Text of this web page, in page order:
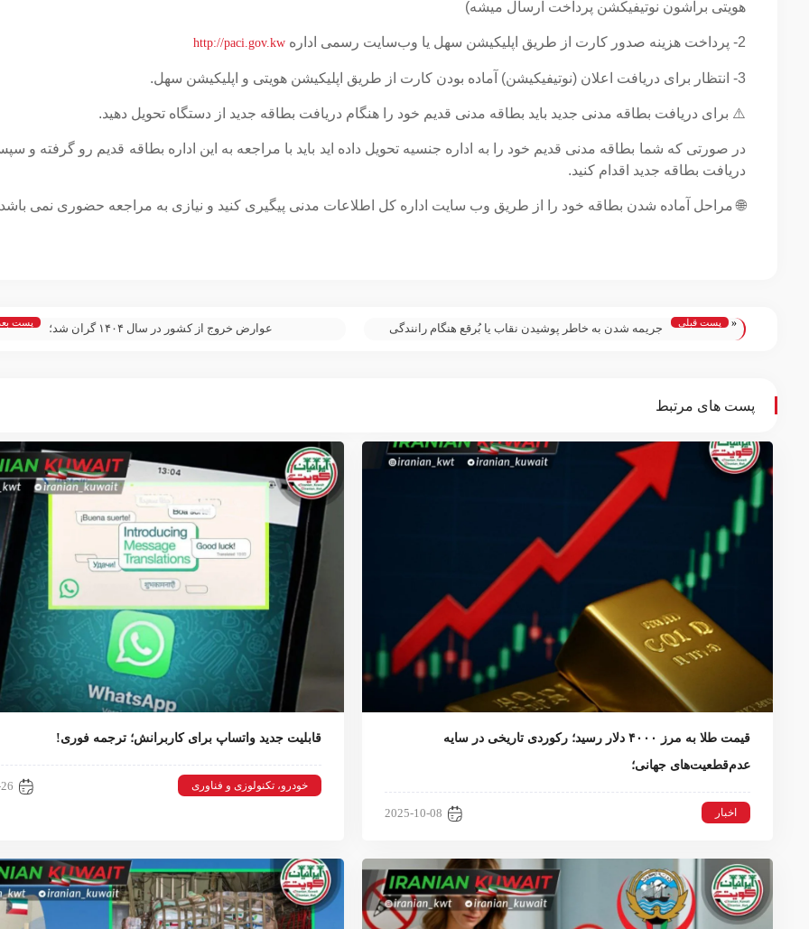
هویتی براشون نوتیفیکشن پرداخت ارسال میشه)
2- پرداخت هزینه صدور کارت از طریق اپلیکیشن سهل یا وب‌سایت رسمی اداره http://paci.gov.kw
3- انتظار برای دریافت اعلان (نوتیفیکیشن) آماده بودن کارت از طریق اپلیکیشن هویتی و اپلیکیشن سهل.
⚠️ برای دریافت بطاقه مدنی جدید باید بطاقه مدنی قدیم خود را هنگام دریافت بطاقه جدید از دستگاه تحویل دهید.
در صورتی که شما بطاقه مدنی قدیم خود را به اداره جنسیه تحویل داده اید باید با مراجعه به این اداره بطاقه قدیم رو گرفته و
دریافت بطاقه جدید اقدام کنید.
🌐 مراحل آماده شدن بطاقه خود را از طریق وب سایت اداره کل اطلاعات مدنی پیگیری کنید و نیازی به مراجعه حضوری نمی
« پست قبلی
جریمه شدن به خاطر پوشیدن نقاب یا بُرقع هنگام رانندگی
عوارض خروج از کشور در سال ۱۴۰۴ گران شد؛ پست
پست های مرتبط
قیمت طلا به مرز ۴۰۰۰ دلار رسید؛ رکوردی تاریخی در سایه
عدم‌قطعیت‌های جهانی؛
اخبار 2025-10-08
قابلیت جدید واتساپ برای کاربرانش؛ ترجمه فوری!
خودرو، تکنولوزی و فناوری